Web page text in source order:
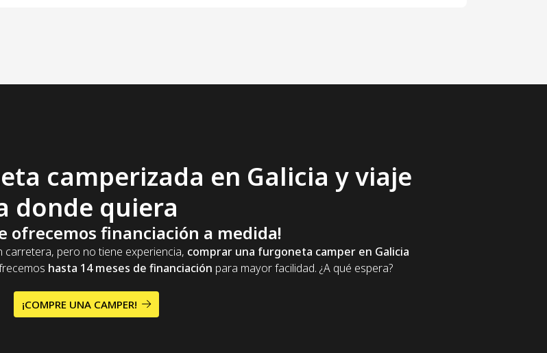
camperizada en Galicia y viaje
donde quiera
ofrecemos financiación a medida!
carretera, pero no tiene experiencia, comprar una furgoneta camper en Galicia
hasta 14 meses de financiación para mayor facilidad. ¿A qué espera?
¡COMPRE UNA CAMPER!